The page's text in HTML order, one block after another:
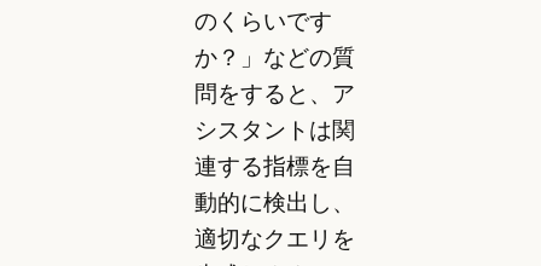
のくらいです
か？」などの質
問をすると、ア
シスタントは関
連する指標を自
動的に検出し、
適切なクエリを